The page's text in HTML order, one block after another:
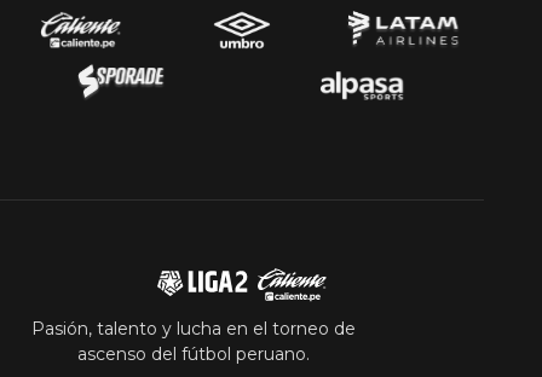
Pasión, talento y lucha en el torneo de
ascenso del fútbol peruano.